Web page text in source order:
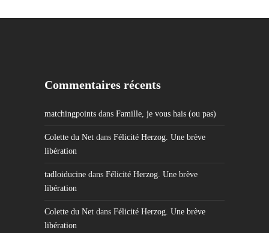
Commentaires récents
matchingpoints dans Famille, je vous hais (ou pas)
Colette du Net dans Félicité Herzog. Une brève
libération
tadloiducine dans Félicité Herzog. Une brève
libération
Colette du Net dans Félicité Herzog. Une brève
libération